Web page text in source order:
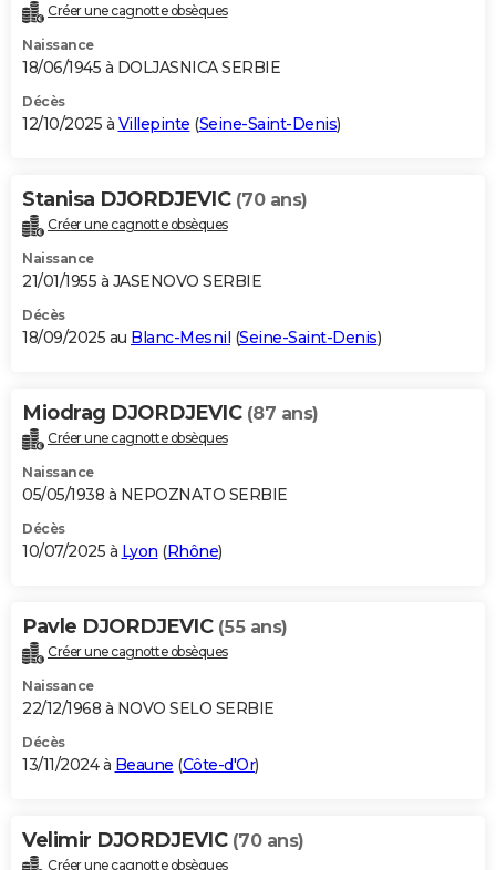
Créer une cagnotte obsèques
Naissance
18/06/1945 à DOLJASNICA SERBIE
Décès
12/10/2025 à Villepinte (Seine-Saint-Denis)
Stanisa DJORDJEVIC (70 ans)
Créer une cagnotte obsèques
Naissance
21/01/1955 à JASENOVO SERBIE
Décès
18/09/2025 au Blanc-Mesnil (Seine-Saint-Denis)
Miodrag DJORDJEVIC (87 ans)
Créer une cagnotte obsèques
Naissance
05/05/1938 à NEPOZNATO SERBIE
Décès
10/07/2025 à Lyon (Rhône)
Pavle DJORDJEVIC (55 ans)
Créer une cagnotte obsèques
Naissance
22/12/1968 à NOVO SELO SERBIE
Décès
13/11/2024 à Beaune (Côte-d'Or)
Velimir DJORDJEVIC (70 ans)
Créer une cagnotte obsèques